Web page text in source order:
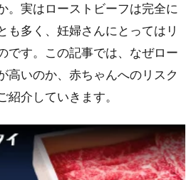
。実はローストビーフは完全に
も多く、妊婦さんにとってはリ
です。この記事では、なぜロー
高いのか、赤ちゃんへのリスク
紹介していきます。